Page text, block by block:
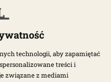
MODELE
technologii, aby zapamiętać
treści i
związane z mediami